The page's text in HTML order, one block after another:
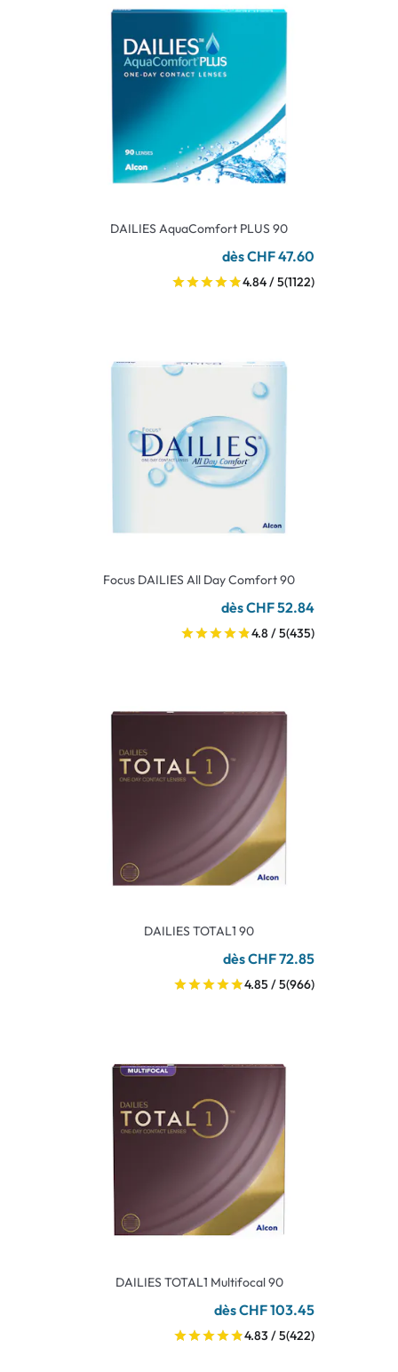
DAILIES AquaComfort PLUS 90
dès CHF 47.60
4.84 / 5(1122)
Focus DAILIES All Day Comfort 90
dès CHF 52.84
4.8 / 5(435)
DAILIES TOTAL1 90
dès CHF 72.85
4.85 / 5(966)
DAILIES TOTAL1 Multifocal 90
dès CHF 103.45
4.83 / 5(422)